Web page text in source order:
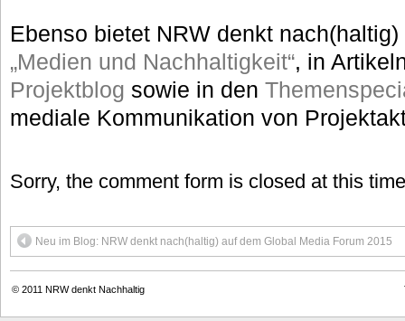
Ebenso bietet NRW denkt
„Medien und Nachhaltigkeit“, in
Projektblog sowie in den
mediale Kommunikation von
Sorry, the comment form is closed at this
Neu im Blog: NRW denkt nach(haltig) auf dem Global Media Forum 2015
© 2011 NRW denkt Nachhaltig